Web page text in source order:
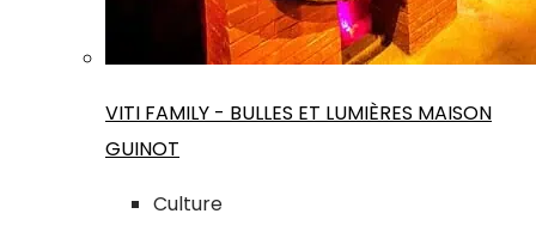
VITI FAMILY - BULLES ET LUMIÈRES MAISON
GUINOT
Culture